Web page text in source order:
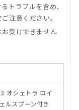
トラブルを含め、
注意ください。
受けできません
オシェトラ ロイ
ルスプーン付き